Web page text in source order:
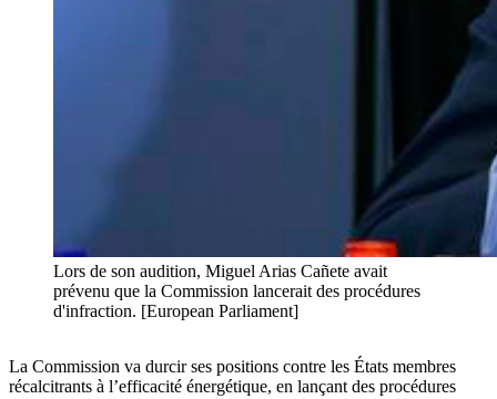
Lors de son audition, Miguel Arias Cañete avait
prévenu que la Commission lancerait des procédures
d'infraction. [European Parliament]
La Commission va durcir ses positions contre les États membres
récalcitrants à l’efficacité énergétique, en lançant des procédures